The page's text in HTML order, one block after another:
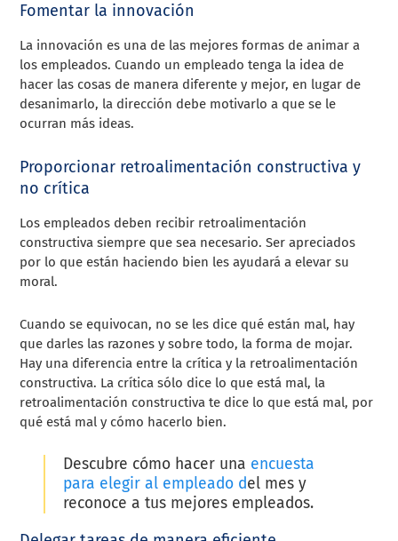
Fomentar la innovación
La innovación es una de las mejores formas de animar a
los empleados. Cuando un empleado tenga la idea de
hacer las cosas de manera diferente y mejor, en lugar de
desanimarlo, la dirección debe motivarlo a que se le
ocurran más ideas.
Proporcionar retroalimentación constructiva y
no crítica
Los empleados deben recibir retroalimentación
constructiva siempre que sea necesario. Ser apreciados
por lo que están haciendo bien les ayudará a elevar su
moral.
Cuando se equivocan, no se les dice qué están mal, hay
que darles las razones y sobre todo, la forma de mojar.
Hay una diferencia entre la crítica y la retroalimentación
constructiva. La crítica sólo dice lo que está mal, la
retroalimentación constructiva te dice lo que está mal, por
qué está mal y cómo hacerlo bien.
Descubre cómo hacer una encuesta
para elegir al empleado del mesy
reconoce a tus mejores empleados.